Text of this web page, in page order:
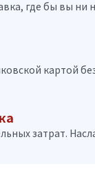
где бы вы ни
картой
затрат.